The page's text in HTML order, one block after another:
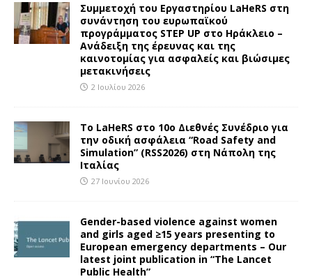
Συμμετοχή του Εργαστηρίου LaHeRS στη
συνάντηση του ευρωπαϊκού
προγράμματος STEP UP στο Ηράκλειο –
Ανάδειξη της έρευνας και της
καινοτομίας για ασφαλείς και βιώσιμες
μετακινήσεις
2 Ιουλίου 2026
To LaHeRS στο 10ο Διεθνές Συνέδριο για
την οδική ασφάλεια “Road Safety and
Simulation” (RSS2026) στη Νάπολη της
Ιταλίας
27 Ιουνίου 2026
Gender-based violence against women
and girls aged ≥15 years presenting to
European emergency departments – Our
latest joint publication in “The Lancet
Public Health”